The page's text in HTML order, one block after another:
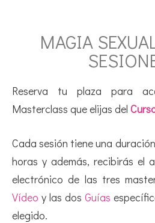
MAGIA
Reserva tu plaza para
Masterclass que elijas del
Cada sesión tiene una
horas y además, recibirás el
electrónico de las tres
Vídeo y las dos Guías
elegido.